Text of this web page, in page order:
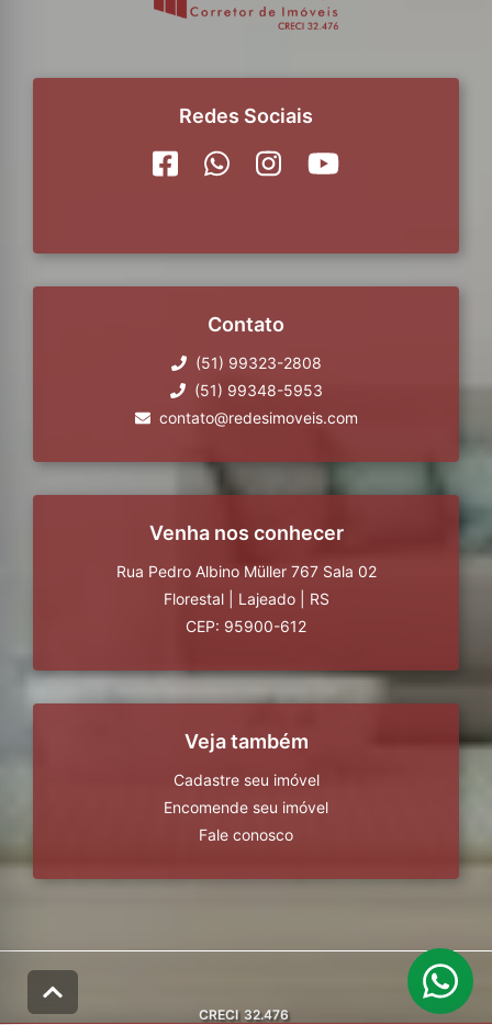
Redes Sociais
Contato
(51) 99323-2808
(51) 99348-5953
contato@redesimoveis.com
Venha nos conhecer
Rua Pedro Albino Müller 767 Sala 02
Florestal
Lajeado
RS
CEP: 95900-612
Veja também
Cadastre seu imóvel
Encomende seu imóvel
Fale conosco
CRECI 32.476